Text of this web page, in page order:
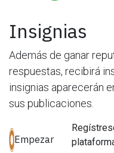
Insignias
Además de ganar
respuestas, recibirá
insignias aparecerán
sus publicaciones.
Empezar